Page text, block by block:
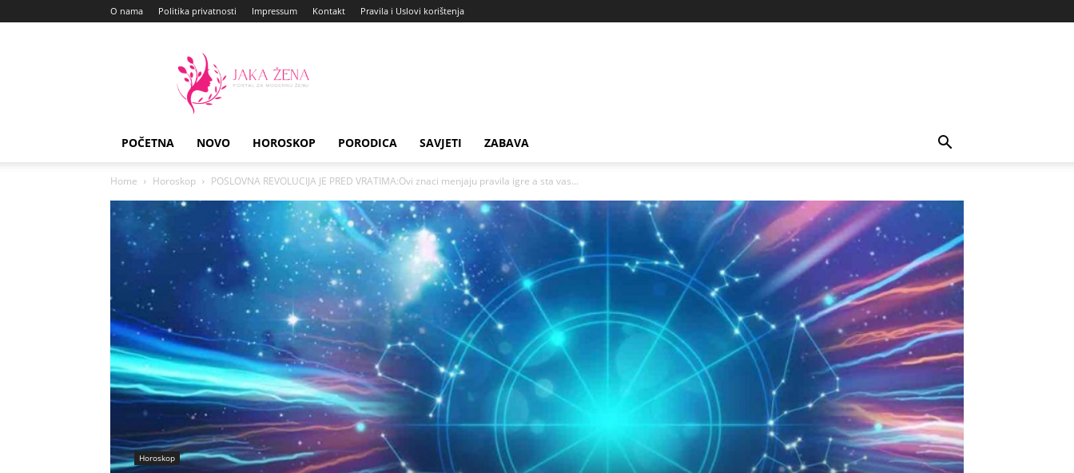
O nama Politika privatnosti Impressum Kontakt Pravila i Uslovi korištenja
Zena
POČETNA NOVO HOROSKOP PORODICA SAVJETI ZABAVA
Home Horoskop POSLOVNA REVOLUCIJA JE PRED VRATIMA:Ovi znaci menjaju pravila igre a sta vas...
Horoskop